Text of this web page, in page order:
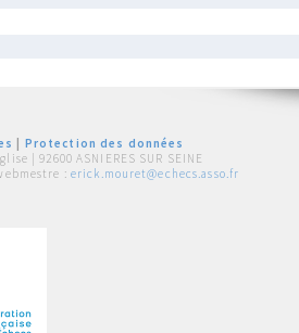
Protection des données
| 92600 ASNIERES SUR SEINE
: erick.mouret@echecs.asso.fr